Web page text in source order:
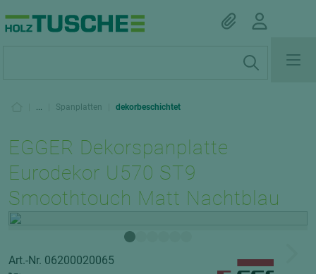
... Spanplatten dekorbeschichtet
EGGER Dekorspanplatte
Eurodekor U570 ST9
Smoothtouch Matt Nachtblau
Art.-Nr. 06200020065